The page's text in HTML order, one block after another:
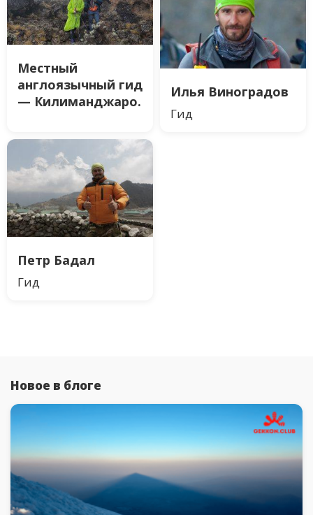
Местный
англоязычный гид
— Килиманджаро.
Илья Виноградов
Гид
Петр Бадал
Гид
Новое в блоге